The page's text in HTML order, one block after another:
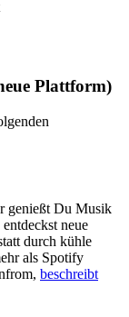
Plattform)
genießt Du Musik
neue
durch kühle
als Spotify
beschreibt